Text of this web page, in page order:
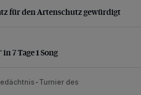
für den Artenschutz gewürdigt
7 Tage 1 Song
7 Tage 1 Song
Traditions-Tennisturniers
Turnier des